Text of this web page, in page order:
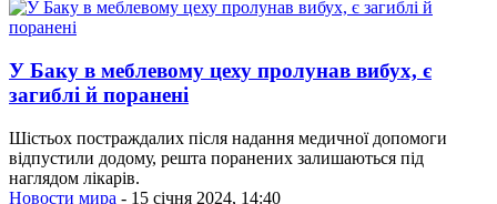
У Баку в меблевому цеху пролунав вибух, є
загиблі й поранені
Шістьох постраждалих після надання медичної допомоги
відпустили додому, решта поранених залишаються під
наглядом лікарів.
Новости мира - 15 січня 2024, 14:40